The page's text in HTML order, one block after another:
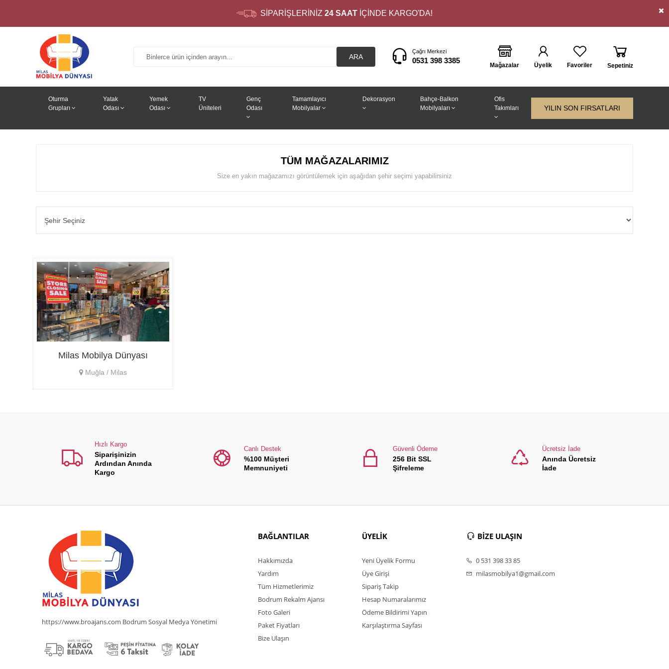
SİPARİŞLERİNİZ 24 SAAT İÇİNDE KARGO'DA!
ARA
Çağrı Merkezi
0531 398 3385
Mağazalar Üyelik Favoriler Sepetiniz
Oturma
Grupları
Yatak
Odası
Yemek
Odası
TV
Üniteleri
Genç
Odası
Tamamlayıcı
Mobilyalar
Dekorasyon
Bahçe-Balkon
Mobilyaları
Ofis
Takımları
YILIN SON FIRSATLARI
TÜM MAĞAZALARIMIZ
Size en yakın mağazamızı görüntülemek için aşağıdan şehir seçimi yapabilirsiniz
Milas Mobilya Dünyası
Muğla / Milas
Hızlı Kargo
Siparişinizin
Ardından Anında
Kargo
Canlı Destek
%100 Müşteri
Memnuniyeti
Güvenli Ödeme
256 Bit SSL
Şifreleme
Ücretsiz İade
Anında Ücretsiz
İade
https://www.broajans.com Bodrum Sosyal Medya Yönetimi
BAĞLANTILAR
Hakkımızda
Yardım
Tüm Hizmetlerimiz
Bodrum Rekalm Ajansı
Foto Galeri
Paket Fiyatları
Bize Ulaşın
ÜYELİK
Yeni Üyelik Formu
Üye Girişi
Sipariş Takip
Hesap Numaralarımız
Ödeme Bildirimi Yapın
Karşılaştırma Sayfası
BİZE ULAŞIN
0 531 398 33 85
milasmobilya1@gmail.com